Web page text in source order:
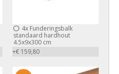
4xFunderingsbalk
standaard hardhout
4.5x9x300 cm
+€ 159,80